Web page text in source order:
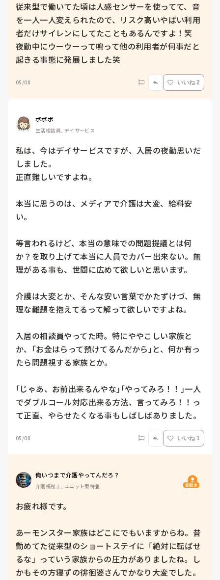
従来型で働いてた頃は人感センサーを使ってて、音
を一人一人変えられたので、リスク高いやばい利用
者だけサイレンにしてたこともあるんですよ！笑
夜勤中にウーウーって鳴って他の利用者が何事だと
起きる事態に発展しました笑
05/08 いいね 2
ポポポ
生活相談員, デイサービス
私は、今はデイサービスですが、入居の夜勤思いだ
しました。
正直難しいですよね。
本当に思うのは、メディアで介護は大変、給料安
い。
等言われるけど、本当の意味での問題提議とは何
か？を取り上げて本当に人員でカバー出来ない。無
理がある事も、世間に広めて欲しいと思います。
介護は大変とか、そんな安い言葉でかたずけづ、無
理な難題を抱えてるって解って欲しいですよね。
入居の相談員やってた時。特にややこしい家族と
か、｢お金はらって預けてるんだから｣と、何か有っ
たら問題視する家族とか。
｢じゃあ、お前出来るんやな｣｢やってみろ！！｣一人
でダブルコール対応出来る方法、言ってみろ！！っ
て正直、やらせたくなる事もしばしばありました。
05/08 いいね 1
俺いつまで介護やってんだろ？
介護福祉士, ユニット型特養 質問主
お疲れ様です。
あーモンスター家族はどこにでもいますからね。昔
勤めてた従来型のショートステイに「絶対に転ばせ
るな」っていう家族からの圧力がありましたね。し
かもその方寝ずの徘徊婆さんでかなり大変でした。